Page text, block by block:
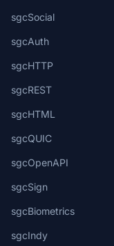
sgcSocial
sgcAuth
sgcHTTP
sgcREST
sgcHTML
sgcQUIC
sgcOpenAPI
sgcSign
sgcBiometrics
sgcIndy